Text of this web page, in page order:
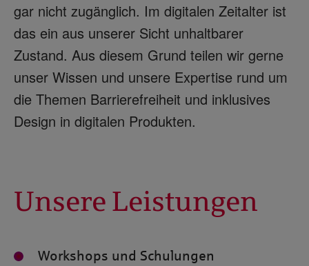
gar nicht zugänglich. Im digitalen Zeitalter ist
das ein aus unserer Sicht unhaltbarer
Zustand. Aus diesem Grund teilen wir gerne
unser Wissen und unsere Expertise rund um
die Themen Barrierefreiheit und inklusives
Design in digitalen Produkten.
Unsere Leistungen
Workshops und Schulungen